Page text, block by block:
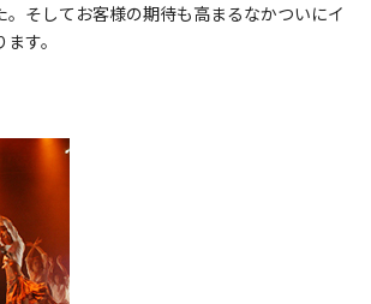
。そしてお客様の期待も高まるなかついにイ
す。